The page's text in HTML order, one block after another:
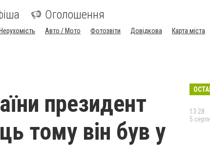
Оголошення
Нерухомість Авто / Мото Фотозвіти Довідкова
Карта міста
президент
тому він був у
13:28
5